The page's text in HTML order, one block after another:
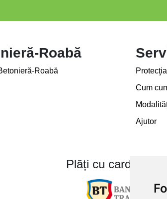
Roabă
Roabă
Cum
Ajutor
Plăți cu card